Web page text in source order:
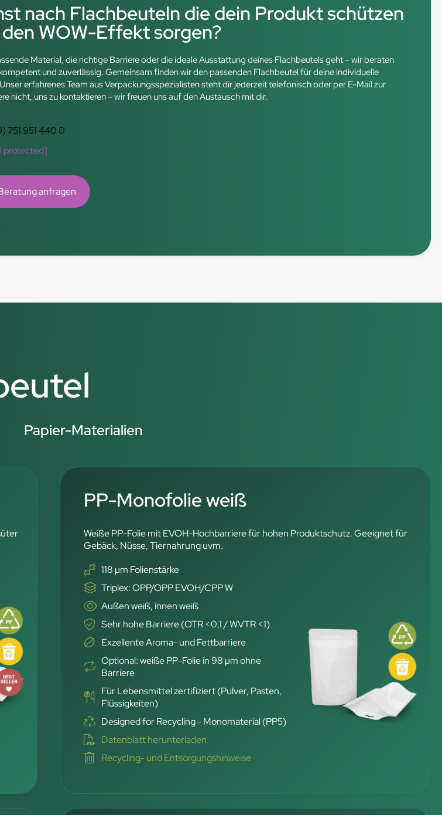
nach Flachbeuteln die dein Produkt schützen
WOW-Effekt sorgen?
Material, die richtige Barriere oder die ideale Ausstattung deines Flachbeutels geht – wir beraten
und zuverlässig. Gemeinsam finden wir den passenden Flachbeutel für deine individuelle
erfahrenes Team aus Verpackungsspezialisten steht dir jederzeit telefonisch oder per E-Mail zur
nicht, uns zu kontaktieren – wir freuen uns auf den Austausch mit dir.
751 951 440 0
protected]
anfragen
Papier-Materialien
PP-Monofolie weiß
Weiße PP-Folie mit EVOH-Hochbarriere für hohen Produktschutz. Geeignet für
Gebäck, Nüsse, Tiernahrung uvm.
118 µm Folienstärke
Triplex: OPP/OPP EVOH/CPP W
Außen weiß, innen weiß
Sehr hohe Barriere (OTR <0,1 / WVTR <1)
Exzellente Aroma- und Fettbarriere
Optional: weiße PP-Folie in 98 µm ohne
Barriere
Für Lebensmittel zertifiziert (Pulver, Pasten,
Flüssigkeiten)
Designed for Recycling - Monomaterial (PP5)
Datenblatt herunterladen
Recycling- und Entsorgungshinweise